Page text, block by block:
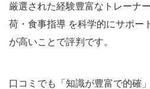
厳選された経験豊富なトレーナ
荷・食事指導 を科学的にサポー
が高いことで評判です。
口コミでも「知識が豊富で的確